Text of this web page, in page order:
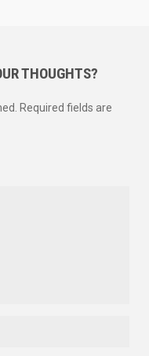
THOUGHTS?
Required fields are